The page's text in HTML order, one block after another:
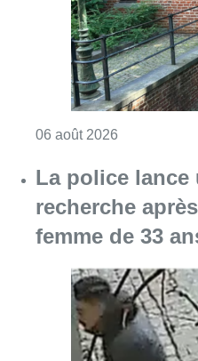
06 août 2026 Consulter